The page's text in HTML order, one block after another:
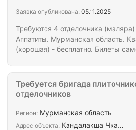
Требуются 4 отделочника (маляра)
Аппатиты. Мурманская область.
(хорошая) - бесплатно. Билеты
месяц-полтора.
Заявка опубликована: 05.11.2025
Требуется бригада
отделочников
Регион: Мурманская область
Адрес объекта: Кандалакша Чка…